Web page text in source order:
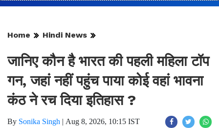
Home Hindi News
जानिए कौन है भारत की पहली महिला टॉप
गन, जहां नहीं पहुंच पाया कोई वहां भावना
कंठ ने रच दिया इतिहास ?
By Sonika Singh | Aug 8, 2026, 10:15 IST